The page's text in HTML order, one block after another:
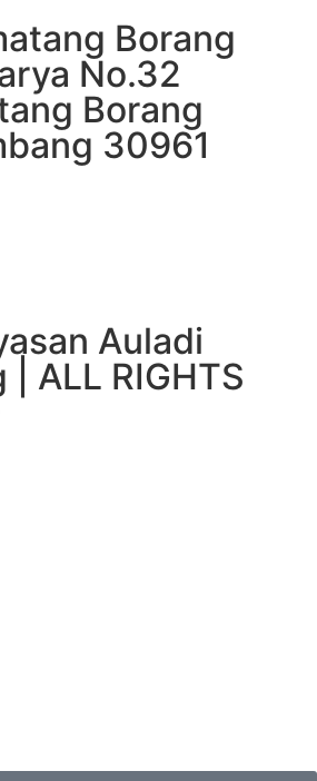
Borang
No.32
Borang
30961
Auladi
| ALL RIGHTS